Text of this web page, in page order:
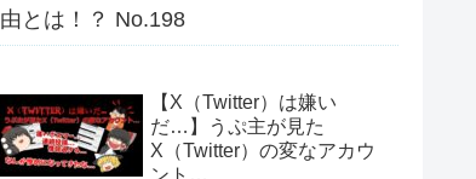
由とは！？ No.198
【X（Twitter）は嫌い
だ…】うぷ主が見た
X（Twitter）の変なアカウ